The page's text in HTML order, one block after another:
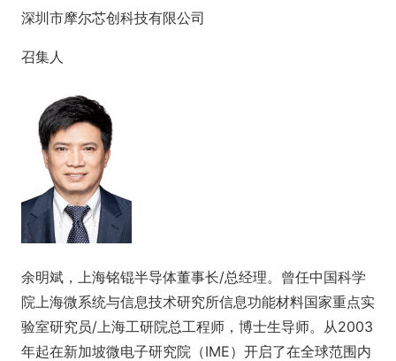
深圳市摩尔芯创科技有限公司
召集人
余明斌，上海铭锟半导体董事长/总经理。曾任中国科学
院上海微系统与信息技术研究所信息功能材料国家重点实
验室研究员/上海工研院总工程师，博士生导师。从2003
年起在新加坡微电子研究院（IME）开启了在全球范围内